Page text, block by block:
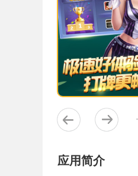
应用简介